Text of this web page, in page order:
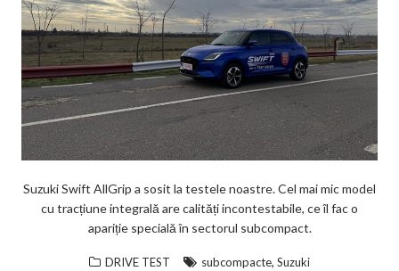
Suzuki Swift AllGrip a sosit la testele noastre. Cel mai mic model
cu tracțiune integrală are calități incontestabile, ce îl fac o
apariție specială în sectorul subcompact.
DRIVE TEST subcompacte, Suzuki